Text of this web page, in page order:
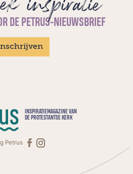
DE PETRUS-NIEUWSBRIEF
INSPIRATIEMAGAZINE VAN
DE PROTESTANTSE KERK
Petrus